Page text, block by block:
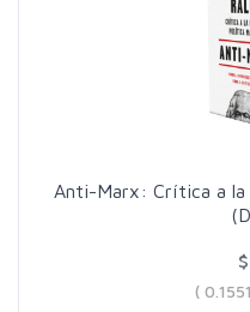
Anti-Marx: Crítica a
(